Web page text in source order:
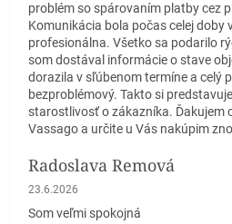
problém so spárovaním platby cez
Komunikácia bola počas celej doby
profesionálna. Všetko sa podarilo
som dostával informácie o stave
dorazila v sľúbenom termíne a celý
bezproblémový. Takto si
starostlivosť o zákazníka. Ďakujem
Vassago a určite u Vás nakúpim
Radoslava Remová
Hodnotenie obchodu je 5 z 5
23.6.2026
Som veľmi spokojná